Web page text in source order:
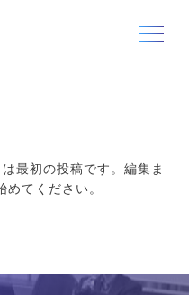
最初の投稿です。編集ま
てください。